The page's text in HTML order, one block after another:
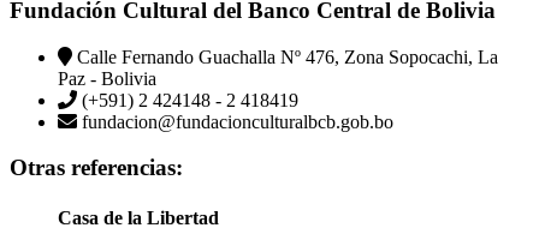
Fundación Cultural del Banco Central de Bolivia
Calle Fernando Guachalla Nº 476, Zona Sopocachi, La
Paz - Bolivia
(+591) 2 424148 - 2 418419
fundacion@fundacionculturalbcb.gob.bo
Otras referencias:
Casa de la Libertad